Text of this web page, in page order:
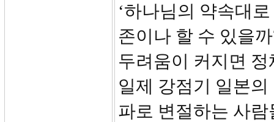
‘하나님의 약속대
존이나 할 수 있을
두려움이 커지면
일제 강점기 일본
파로 변절하는 사